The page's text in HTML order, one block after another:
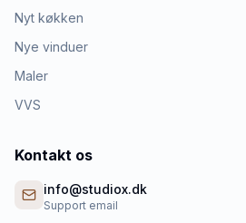
Nyt køkken
Nye vinduer
Maler
VVS
Kontakt os
info@studiox.dk
Support email